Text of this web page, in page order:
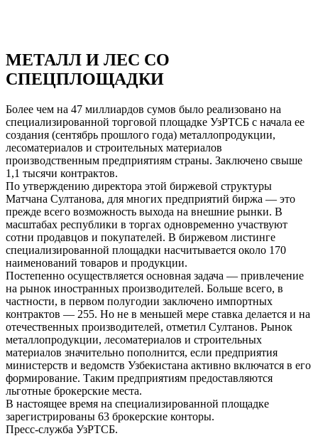
МЕТАЛЛ И ЛЕС СО
СПЕЦПЛОЩАДКИ
Более чем на 47 миллиардов сумов было реализовано на
специализированной торговой площадке УзРТСБ с начала ее
создания (сентябрь прошлого года) металлопродукции,
лесоматериалов и строительных материалов
производственным предприятиям страны. Заключено свыше
1,1 тысячи контрактов.
По утверждению директора этой биржевой структуры
Матчана Султанова, для многих предприятий биржа — это
прежде всего возможность выхода на внешние рынки. В
масштабах республики в торгах одновременно участвуют
сотни продавцов и покупателей. В биржевом листинге
специализированной площадки насчитывается около 170
наименований товаров и продукции.
Постепенно осуществляется основная задача — привлечение
на рынок иностранных производителей. Больше всего, в
частности, в первом полугодии заключено импортных
контрактов — 255. Но не в меньшей мере ставка делается и на
отечественных производителей, отметил Cултанов. Рынок
металлопродукции, лесоматериалов и строительных
материалов значительно пополнится, если предприятия
министерств и ведомств Узбекистана активно включатся в его
формирование. Таким предприятиям предоставляются
льготные брокерские места.
В настоящее время на специализированной площадке
зарегистрированы 63 брокерские конторы.
Пресс-служба УзРТСБ.